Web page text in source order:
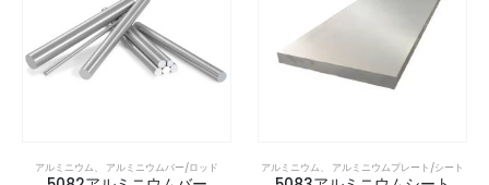
アルミニウム、 アルミニウムバー/ロッド アルミニウム、 アルミニウムプレート/シート